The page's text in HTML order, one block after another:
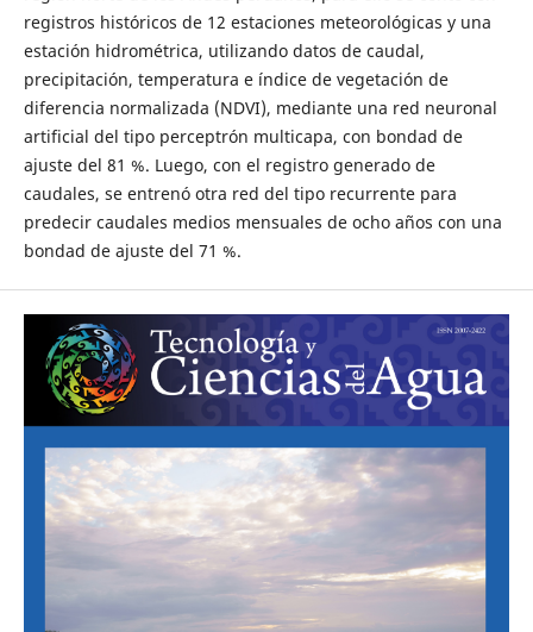
registros históricos de 12 estaciones meteorológicas y una
estación hidrométrica, utilizando datos de caudal,
precipitación, temperatura e índice de vegetación de
diferencia normalizada (NDVI), mediante una red neuronal
artificial del tipo perceptrón multicapa, con bondad de
ajuste del 81 %. Luego, con el registro generado de
caudales, se entrenó otra red del tipo recurrente para
predecir caudales medios mensuales de ocho años con una
bondad de ajuste del 71 %.